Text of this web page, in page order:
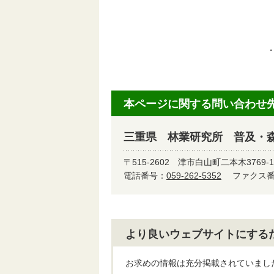
本ページに関する問い合わせ
三重県 林業研究所 普及・
〒515-2602 津市白山町二本木3769-1
電話番号： 059-262-5352 ファクス
より良いウェブサイトにす
お求めの情報は充分掲載されていまし